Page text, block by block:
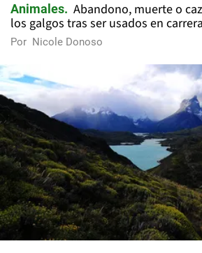
Animales
Abandono, muerte o
los galgos tras ser usados en
Por Nicole Donoso